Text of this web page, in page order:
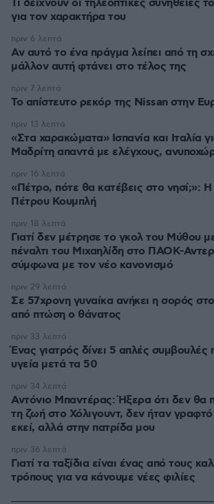
Τι δείχνουν οι τηλεοπτικές συνήθειες
για τον χαρακτήρα του
Αν αυτό το ένα πράγμα λείπει από τη
μάλλον αυτή φτάνει στο τέλος της
πριν 6 λεπτά
Το απίστευτο ρεκόρ της Nissan στην
πριν 7 λεπτά
«Στα χαρακώματα» Ισπανία και Ιταλία
Μαδρίτη απαντά με ελέγχους,
πριν 13 λεπτά
«Πέτρο, πότε θα κατέβεις στο νησί;»:
Πέτρου Κουμπλή
πριν 16 λεπτά
Γιατί δεν μέτρησε το γκολ του Μύθου
πέναλτι του Μιχαηλίδη στο ΠΑΟΚ-
σύμφωνα με τον νέο κανονισμό
πριν 18 λεπτά
Σε 57χρονη γυναίκα ανήκει η σορός
από πτώση ο θάνατος
πριν 29 λεπτά
Ένας γιατρός δίνει 5 απλές συμβουλές
υγεία μετά τα 50
πριν 33 λεπτά
Αντόνιο Μπαντέρας: Ήξερα ότι δεν θα
τη ζωή στο Χόλιγουντ, δεν ήταν
εκεί, αλλά στην πατρίδα μου
πριν 34 λεπτά
Γιατί τα ταξίδια είναι ένας από τους
τρόπους για να κάνουμε νέες φιλίες
πριν 36 λεπτά